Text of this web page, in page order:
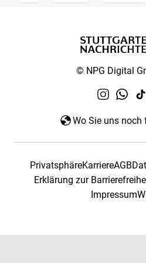
© NPG Digital
Wo Sie uns noch
PrivatsphäreKarriereAGB
Erklärung zur
Impressum